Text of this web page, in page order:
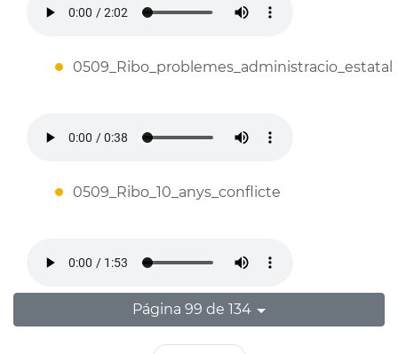
0509_Ribo_problemes_administracio_estatal
0509_Ribo_10_anys_conflicte
Página 99 de 134